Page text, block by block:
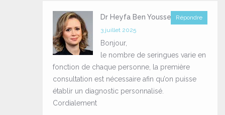
Répondre
Dr Heyfa Ben Youssef
3 juillet 2025
Bonjour,
le nombre de seringues varie en
fonction de chaque personne, la première
consultation est nécessaire afin qu’on puisse
établir un diagnostic personnalisé.
Cordialement